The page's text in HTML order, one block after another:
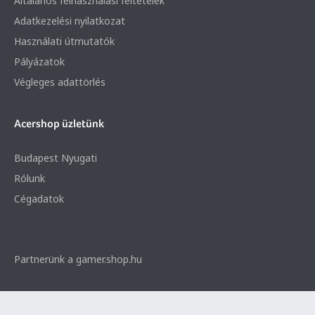
Adatkezelési nyilatkozat
Használati útmutatók
Pályázatok
Végleges adattörlés
Acershop üzletünk
Budapest Nyugati
Rólunk
Cégadatok
Partnerünk a gamer.shop.hu